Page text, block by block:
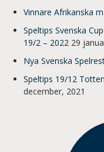
Vinnare Afrikanska
Speltips Svenska
19/2 – 2022 29
Nya Svenska
Speltips 19/12
december, 2021